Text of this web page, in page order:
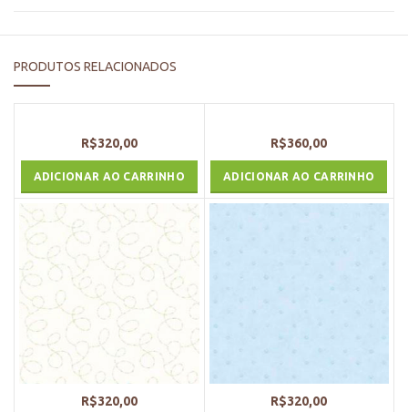
PRODUTOS RELACIONADOS
R$320,00
ADICIONAR AO CARRINHO
R$360,00
ADICIONAR AO CARRINHO
R$320,00 R$320,00